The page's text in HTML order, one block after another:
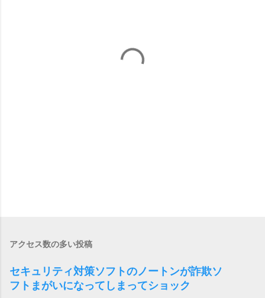
アクセス数の多い投稿
セキュリティ対策ソフトのノートンが詐欺ソ
フトまがいになってしまってショック